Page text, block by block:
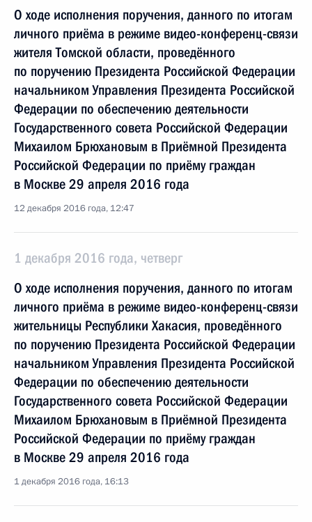
О ходе исполнения поручения, данного по итогам
личного приёма в режиме видео-конференц-связи
жителя Томской области, проведённого
по поручению Президента Российской Федерации
начальником Управления Президента Российской
Федерации по обеспечению деятельности
Государственного совета Российской Федерации
Михаилом Брюхановым в Приёмной Президента
Российской Федерации по приёму граждан
в Москве 29 апреля 2016 года
12 декабря 2016 года, 12:47
1 декабря 2016 года, четверг
О ходе исполнения поручения, данного по итогам
личного приёма в режиме видео-конференц-связи
жительницы Республики Хакасия, проведённого
по поручению Президента Российской Федерации
начальником Управления Президента Российской
Федерации по обеспечению деятельности
Государственного совета Российской Федерации
Михаилом Брюхановым в Приёмной Президента
Российской Федерации по приёму граждан
в Москве 29 апреля 2016 года
1 декабря 2016 года, 16:13